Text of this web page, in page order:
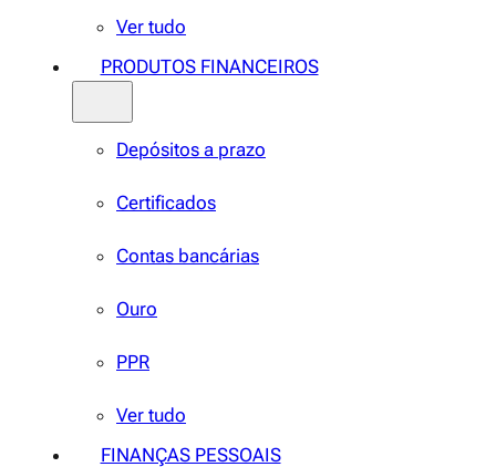
Ver tudo
PRODUTOS FINANCEIROS
Depósitos a prazo
Certificados
Contas bancárias
Ouro
PPR
Ver tudo
FINANÇAS PESSOAIS